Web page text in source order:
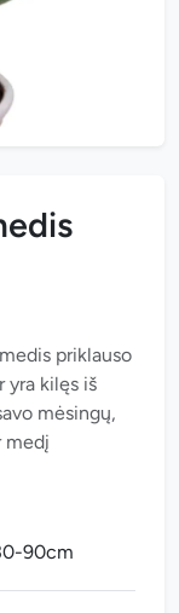
priklauso
yra kilęs iš
mėsingų,
medį
90cm